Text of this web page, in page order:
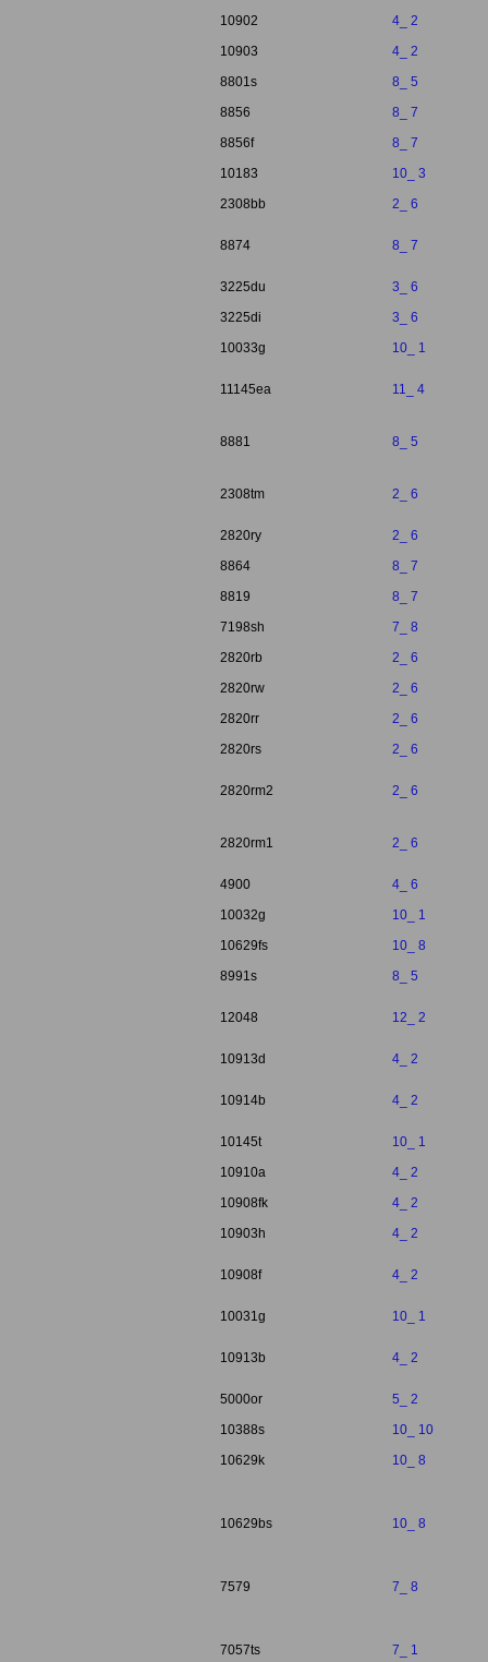
10902
4_ 2
10903
4_ 2
8801s
8_ 5
8856
8_ 7
8856f
8_ 7
10183
10_ 3
2308bb
2_ 6
8874 8_ 7
3225du
3_ 6
3225di
3_ 6
10033g
10_ 1
11145ea 11_ 4
8881 8_ 5
2308tm 2_ 6
2820ry
2_ 6
8864
8_ 7
8819
8_ 7
7198sh
7_ 8
2820rb
2_ 6
2820rw
2_ 6
2820rr
2_ 6
2820rs
2_ 6
2820rm2 2_ 6
2820rm1 2_ 6
4900
4_ 6
10032g
10_ 1
10629fs
10_ 8
8991s
8_ 5
12048 12_ 2
10913d 4_ 2
10914b 4_ 2
10145t
10_ 1
10910a
4_ 2
10908fk
4_ 2
10903h
4_ 2
10908f 4_ 2
10031g 10_ 1
10913b 4_ 2
5000or
5_ 2
10388s
10_ 10
10629k
10_ 8
10629bs 10_ 8
7579 7_ 8
7057ts 7_ 1